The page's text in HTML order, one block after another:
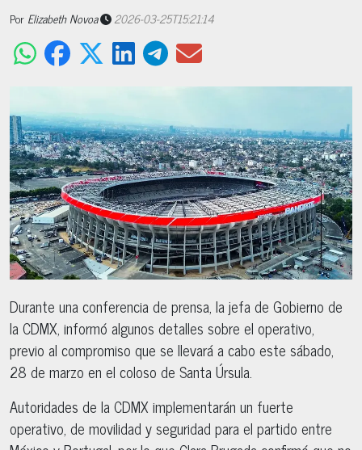
Por Elizabeth Novoa 2026-03-25T15:21:14
Durante una conferencia de prensa, la jefa de Gobierno de
la CDMX, informó algunos detalles sobre el operativo,
previo al compromiso que se llevará a cabo este sábado,
28 de marzo en el coloso de Santa Úrsula.
Autoridades de la CDMX implementarán un fuerte
operativo, de movilidad y seguridad para el partido entre